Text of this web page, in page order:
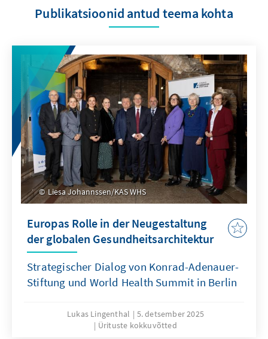
Publikatsioonid antud teema kohta
Liesa Johannssen/KAS WHS
Europas Rolle in der Neugestaltung
der globalen Gesundheitsarchitektur
Strategischer Dialog von Konrad-Adenauer-
Stiftung und World Health Summit in Berlin
Lukas Lingenthal
5. detsember 2025
Ürituste kokkuvõtted